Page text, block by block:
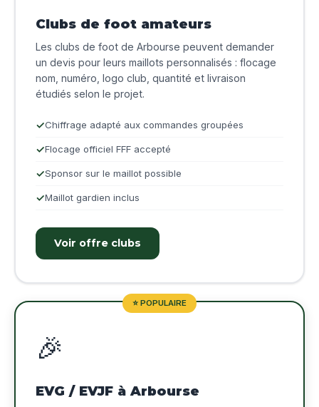
Clubs de foot amateurs
Les clubs de foot de Arbourse peuvent demander
un devis pour leurs maillots personnalisés : flocage
nom, numéro, logo club, quantité et livraison
étudiés selon le projet.
Chiffrage adapté aux commandes groupées
Flocage officiel FFF accepté
Sponsor sur le maillot possible
Maillot gardien inclus
Voir offre clubs
⭐ POPULAIRE
🎉
EVG / EVJF à Arbourse